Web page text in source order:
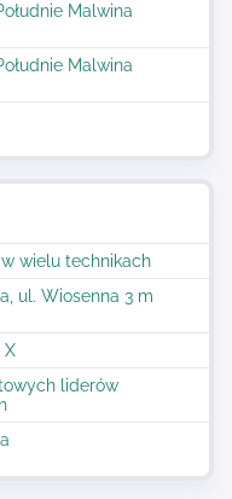
Malwina
Malwina
wielu technikach
ul. Wiosenna 3 m
X
liderów